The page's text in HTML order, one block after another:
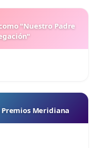
"Nuestro Padre
Meridiana